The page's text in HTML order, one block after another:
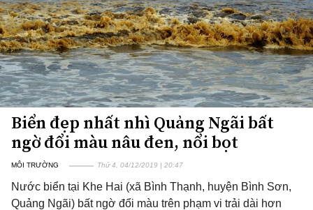
Biển đẹp nhất nhì Quảng Ngãi bất
ngờ đổi màu nâu đen, nổi bọt
MÔI TRƯỜNG Thứ 4, 04/12/2019 | 20:47
Nước biển tại Khe Hai (xã Bình Thạnh, huyện Bình Sơn,
Quảng Ngãi) bất ngờ đổi màu trên phạm vi trải dài hơn